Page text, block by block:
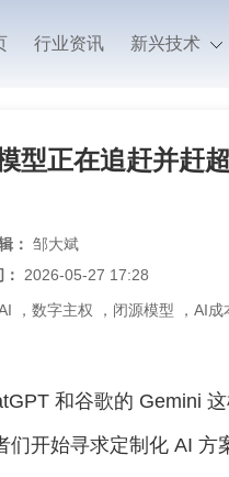
行业资讯 新兴技术
型正在追赶并赶
： 邹大斌
2026-05-27 17:28
， 数字主权 ， 闭源模型 ， AI成
和谷歌的 Gemini
们开始寻求定制化 AI